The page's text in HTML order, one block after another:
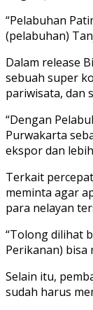
“Pelabuhan
(pelabuhan)
Dalam release
sebuah super
pariwisata, dan
“Dengan
Purwakarta
ekspor dan
Terkait
meminta agar
para nelayan
“Tolong dilihat
Perikanan) bisa
Selain itu,
sudah harus